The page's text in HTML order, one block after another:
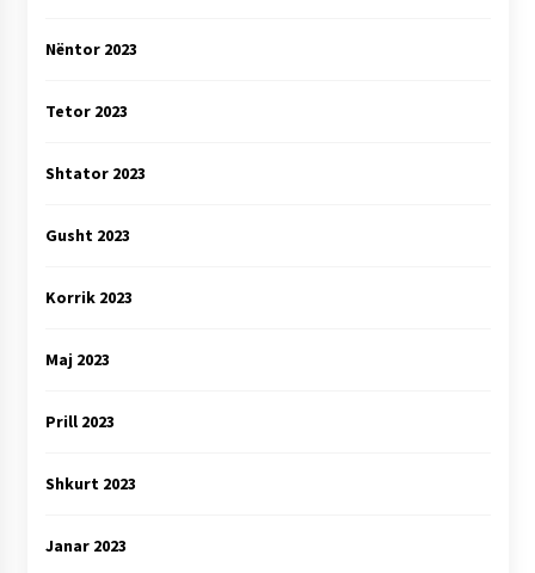
Nëntor 2023
Tetor 2023
Shtator 2023
Gusht 2023
Korrik 2023
Maj 2023
Prill 2023
Shkurt 2023
Janar 2023